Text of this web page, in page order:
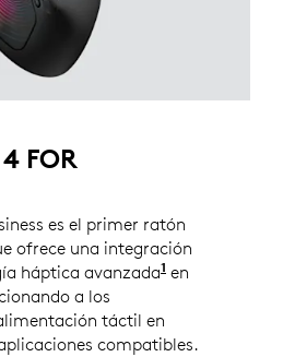
FOR
es el primer ratón
ofrece una integración
háptica avanzada1 Los
en
a los
táctil en
compatibles.